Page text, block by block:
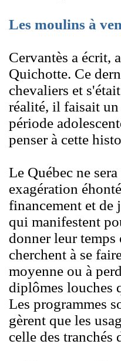
Les moulins à
Cervantès a écrit,
Quichotte. Ce
chevaliers et
réalité, il faisait
période
penser à cette
Le Québec ne
exagération
financement et de
qui manifestent
donner leur temps
cherchent à se
moyenne ou à
diplômes louches
Les programmes
gèrent que les
celle des tranchés